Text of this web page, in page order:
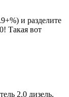
и разделите
Такая вот
2,0 дизель,